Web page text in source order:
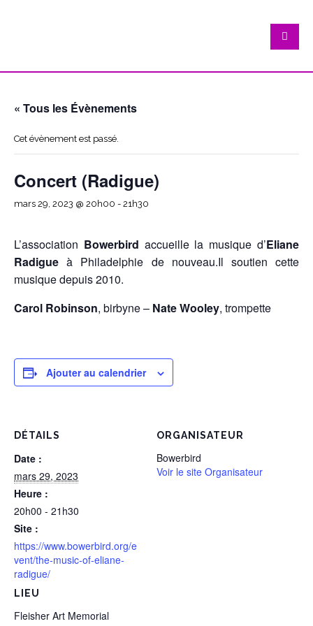
« Tous les Évènements
Cet évènement est passé.
Concert (Radigue)
mars 29, 2023 @ 20h00 - 21h30
L’association Bowerbird accueille la musique d’Eliane
Radigue à Philadelphie de nouveau.Il soutien cette
musique depuis 2010.
Carol Robinson, birbyne – Nate Wooley, trompette
Ajouter au calendrier
DÉTAILS
Date :
mars 29, 2023
Heure :
20h00 - 21h30
Site :
https://www.bowerbird.org/e
vent/the-music-of-eliane-
radigue/
LIEU
Fleisher Art Memorial
ORGANISATEUR
Bowerbird
Voir le site Organisateur